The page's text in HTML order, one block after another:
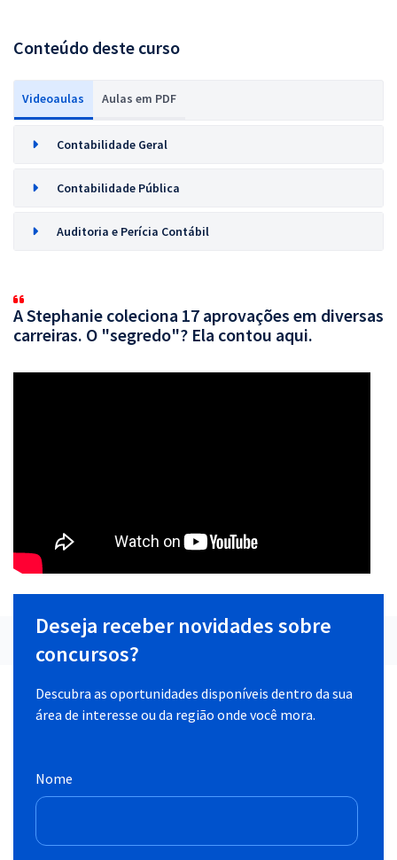
Conteúdo deste curso
Videoaulas Aulas em PDF
Contabilidade Geral
Contabilidade Pública
Auditoria e Perícia Contábil
A Stephanie coleciona 17 aprovações em diversas
carreiras. O "segredo"? Ela contou aqui.
Deseja receber novidades sobre
concursos?
Descubra as oportunidades disponíveis dentro da sua
área de interesse ou da região onde você mora.
Nome